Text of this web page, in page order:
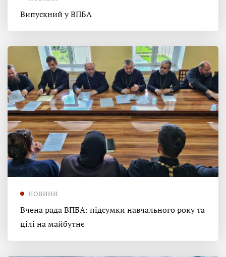
Випускний у ВПБА
НОВИНИ
Вчена рада ВПБА: підсумки навчального року та
цілі на майбутнє